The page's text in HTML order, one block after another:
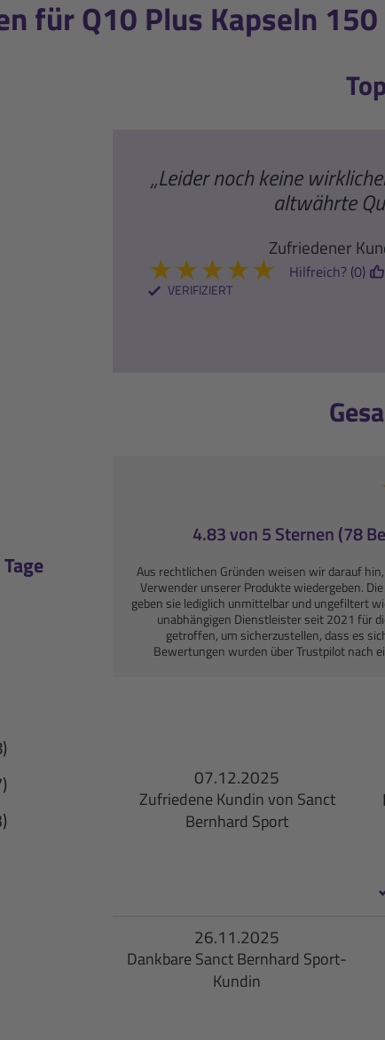
für Q10 Plus Kapseln
„Leider noch keine
altwährte
Zufriedener
★★★★★
VERIFIZIERT
Hilfreich? (0)
4.83 von 5 Sternen (78
Aus rechtlichen Gründen weisen wir darauf
Verwender unserer Produkte wiedergeben.
geben sie lediglich unmittelbar und ungefiltert
unabhängigen Dienstleister seit 2021 für
getroffen, um sicherzustellen, dass es
Bewertungen wurden über Trustpilot nach
07.12.2025
Zufriedene Kundin von Sanct
Bernhard Sport
26.11.2025
Dankbare Sanct Bernhard Sport-
Kundin